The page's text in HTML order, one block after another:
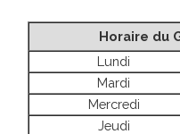
Horaire du
Lundi
Mardi
Mercredi
Jeudi